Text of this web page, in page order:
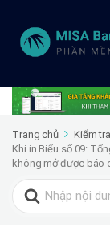
Trang chủ Kiểm
Khi in Biểu số 09:
không mở được báo
Search
for: